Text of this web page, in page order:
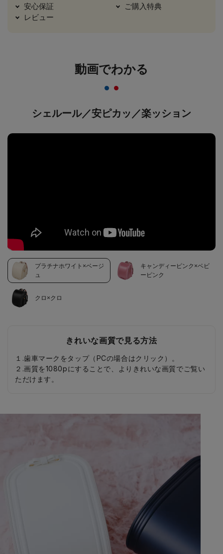
安心保証
ご購入特典
レビュー
動画でわかる
シェルール／安ピカッ／楽ッション
プラチナホワイト×ベージ
ュ
キャンディーピンク×ベビ
ーピンク
クロ×クロ
きれいな画質で見る方法
１.歯車マークをタップ（PCの場合はクリック）。
２.画質を1080pにすることで、よりきれいな画質でご覧い
ただけます。